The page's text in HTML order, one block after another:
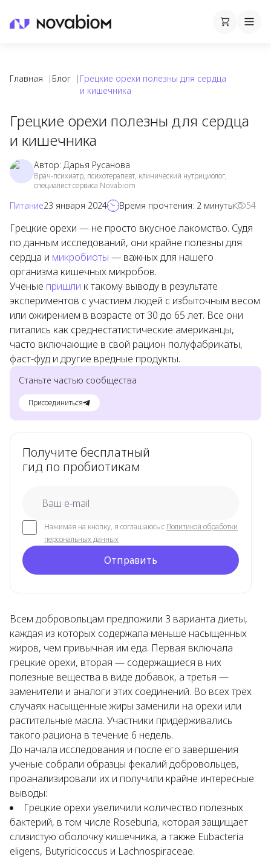
Корзина
Cart
Главная | Блог | Грецкие орехи полезны для сердца
и кишечника
Грецкие орехи полезны для сердца
и кишечника
Автор: Дарья Русанова
Врач-психиатр, психотерапевт, клинический нутрициолог,
специалист сервиса Novabiom
Питание23 января 2024 Время прочтения: 2 минуты 54
Грецкие орехи — не просто вкусное лакомство. Судя
по данным исследований, они крайне полезны для
сердца и микробиоты — важных для нашего
организма кишечных микробов.
Ученые пришли к такому выводу в результате
экспериментов с участием людей с избыточным весом
или ожирением в возрасте от 30 до 65 лет. Все они
питались как среднестатистические американцы,
часто включающие в свой рацион полуфабрикаты,
фаст-фуд и другие вредные продукты.
Станьте частью сообщества
Присоединиться
Получите бесплатный
гид по пробиотикам
Нажимая на кнопку, я соглашаюсь с Политикой обработки
персональных данных
Отправить
Всем добровольцам предложили 3 варианта диеты,
каждая из которых содержала меньше насыщенных
жиров, чем привычная им еда. Первая включала
грецкие орехи, вторая — содержащиеся в них
полезные вещества в виде добавок, а третья —
заменители и аналоги этих соединений. Во всех трех
случаях насыщенные жиры заменили на орехи или
растительные масла. Участники придерживались
такого рациона в течение 6 недель.
До начала исследования и после его завершения
ученые собрали образцы фекалий добровольцев,
проанализировали их и получили крайне интересные
выводы:
Грецкие орехи увеличили количество полезных
бактерий, в том числе Roseburia, которая защищает
слизистую оболочку кишечника, а также Eubacteria
eligens, Butyricicoccus и Lachnospiraceae.